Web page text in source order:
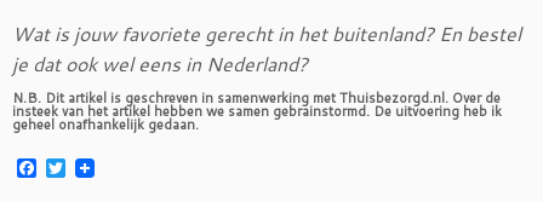
Wat is jouw favoriete gerecht in het buitenland? En bestel
je dat ook wel eens in Nederland?
N.B. Dit artikel is geschreven in samenwerking met Thuisbezorgd.nl. Over de
insteek van het artikel hebben we samen gebrainstormd. De uitvoering heb ik
geheel onafhankelijk gedaan.
F T
w